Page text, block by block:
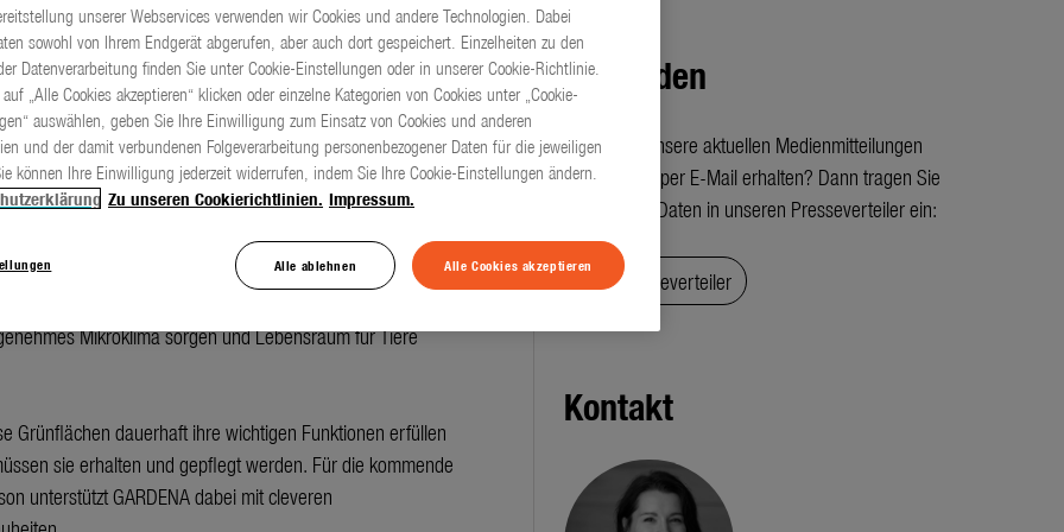
Produkte von GARDENA für die
2026
Garten, gemütlicher Balkon oder kleine Terrasse – überall, wo
wachsen, entsteht ein besonderer Platz zum Erholen, Genießen
Doch diese grünen Flächen sind mehr als nur schöne
Mikroklima sorgen und Lebensraum für Tiere
Grünflächen dauerhaft ihre wichtigen Funktionen erfüllen
sie erhalten und gepflegt werden. Für die kommende
unterstützt GARDENA dabei mit cleveren
Anmelden
Sie wollen unsere aktuellen Medienmitteilungen
automatisch per E-Mail erhalten? Dann tragen Sie
einfach Ihre Daten in unseren Presseverteiler ein:
Zum Presseverteiler
Kontakt
unserer Webservices verwenden wir Cookies und andere Technologien. Dabei
sowohl von Ihrem Endgerät abgerufen, aber auch dort gespeichert. Einzelheiten zu den
Datenverarbeitung finden Sie unter Cookie-Einstellungen oder in unserer Cookie-Richtlinie.
„Alle Cookies akzeptieren“ klicken oder einzelne Kategorien von Cookies unter „Cookie-
auswählen, geben Sie Ihre Einwilligung zum Einsatz von Cookies und anderen
und der damit verbundenen Folgeverarbeitung personenbezogener Daten für die jeweiligen
können Ihre Einwilligung jederzeit widerrufen, indem Sie Ihre Cookie-Einstellungen ändern.
Zu unseren Cookierichtlinien. Impressum.
Alle ablehnen Alle Cookies akzeptieren